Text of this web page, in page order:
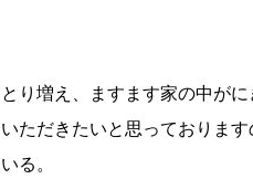
り増え、ますます家の中がに
ただきたいと思っておりま
る。